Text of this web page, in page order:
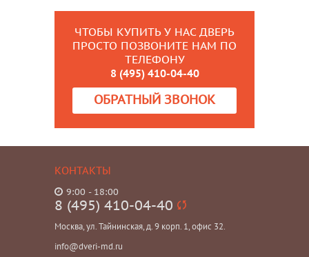
ЧТОБЫ КУПИТЬ У НАС ДВЕРЬ
ПРОСТО ПОЗВОНИТЕ НАМ ПО
ТЕЛЕФОНУ
8 (495) 410-04-40
ОБРАТНЫЙ ЗВОНОК
КОНТАКТЫ
9:00 - 18:00
8 (495) 410-04-40
Москва, ул. Тайнинская, д. 9 корп. 1, офис 32.
info@dveri-md.ru